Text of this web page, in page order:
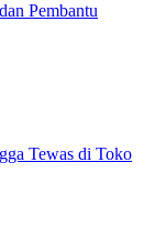
Pembantu
Tewas di Toko